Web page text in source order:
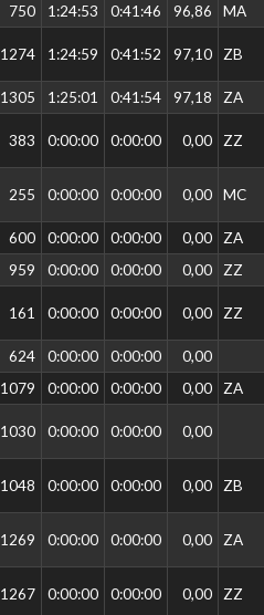
750 1:24:53 0:41:46 96,86 MA
1274 1:24:59 0:41:52 97,10 ZB
1305 1:25:01 0:41:54 97,18 ZA
383 0:00:00 0:00:00 0,00 ZZ
255 0:00:00 0:00:00 0,00 MC
600 0:00:00 0:00:00 0,00
ZA
959 0:00:00 0:00:00 0,00 ZZ
161 0:00:00 0:00:00 0,00 ZZ
624 0:00:00 0:00:00
0,00
1079 0:00:00 0:00:00 0,00 ZA
1030 0:00:00 0:00:00 0,00
1048 0:00:00 0:00:00 0,00 ZB
1269 0:00:00 0:00:00 0,00 ZA
1267 0:00:00 0:00:00 0,00 ZZ